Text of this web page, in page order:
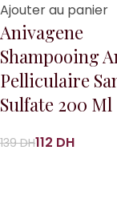
Ajouter au panier
Anivagene
Shampooing
Pelliculaire
Sulfate 200 Ml
139DH112 DH